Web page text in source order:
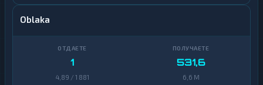
Oblaka
1
4,89 / 1 881
531,6
6,6 M